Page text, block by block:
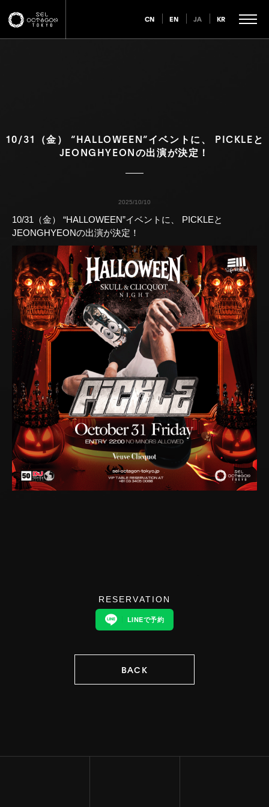
CN EN JA KR
10/31（金） “HALLOWEEN”イベントに、 PICKLEと
JEONGHYEONの出演が決定！
2025/10/10
10/31（金） “HALLOWEEN”イベントに、 PICKLEと
JEONGHYEONの出演が決定！
RESERVATION
LINEで予約
BACK